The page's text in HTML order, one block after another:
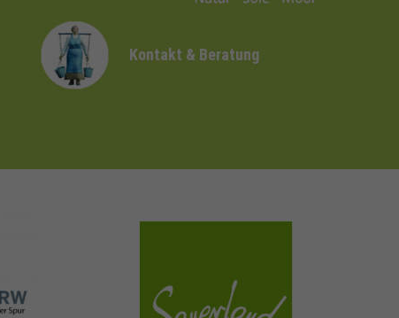
Kontakt & Beratung
sauerland.com